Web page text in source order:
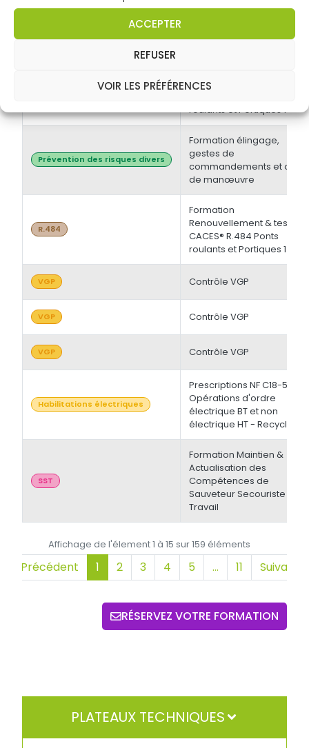
ACCEPTER
REFUSER
VOIR LES PRÉFÉRENCES
Manoeuvre -
Formation Initiale & tests
roulants et Portiques 1
Prévention des risques divers
Formation élingage,
gestes de
commandements et chef
de manœuvre
R.484
Formation
Renouvellement & tests
CACES® R.484 Ponts
roulants et Portiques 1
VGP Contrôle VGP
VGP Contrôle VGP
VGP Contrôle VGP
Habilitations électriques
Prescriptions NF C18-510 -
Opérations d'ordre
électrique BT et non
électrique HT - Recyclage
SST
Formation Maintien &
Actualisation des
Compétences de
Sauveteur Secouriste du
Travail
Affichage de l'élement 1 à 15 sur 159 éléments
Précédent 1 2 3 4 5 … 11 Suivant
RÉSERVEZ VOTRE FORMATION
PLATEAUX TECHNIQUES